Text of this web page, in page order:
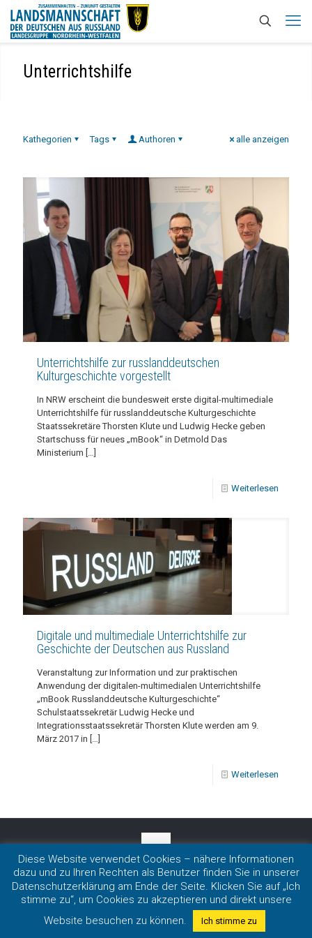
Unterrichtshilfe
Kathegorien Tags Authoren alle anzeigen
Unterrichtshilfe zur russlanddeutschen
Kulturgeschichte vorgestellt
In NRW erscheint die bundesweit erste digital-multimediale
Unterrichtshilfe für russlanddeutsche Kulturgeschichte
Staatssekretäre Thorsten Klute und Ludwig Hecke geben
Startschuss für neues „mBook“ in Detmold Das
Ministerium […]
Weiterlesen
Digitale und multimediale Unterrichtshilfe zur
Geschichte der Deutschen aus Russland
Veranstaltung zur Information und zur praktischen
Anwendung der digitalen-multimedialen Unterrichtshilfe
„mBook Russlanddeutsche Kulturgeschichte“
Schulstaatssekretär Ludwig Hecke und
Integrationsstaatssekretär Thorsten Klute werden am 9.
März 2017 in […]
Weiterlesen
Impressum| Datenschutz
Copyright 2020 LmDR e.V. in Nordrhein-Westfalen
Diese Website verwendet Cookies – nähere Informationen
dazu und zu Ihren Rechten als Benutzer finden Sie in unserer
Datenschutzerklärung am Ende der Seite. Klicken Sie auf „Ich
stimme zu“, um Cookies zu akzeptieren und direkt unsere
Website besuchen zu können.
Ich stimme zu